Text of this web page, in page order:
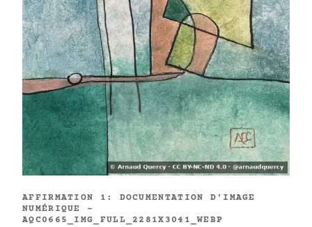
AFFIRMATION 1: DOCUMENTATION D'IMAGE
NUMÉRIQUE -
AQC0665_IMG_FULL_2281X3041_WEBP